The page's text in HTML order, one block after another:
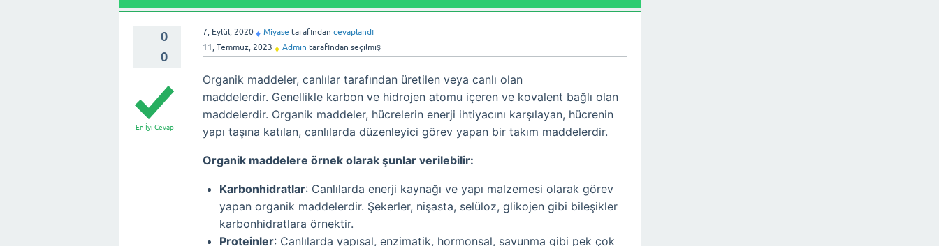
0
0
7, Eylül, 2020 ♦ Miyase tarafından cevaplandı
11, Temmuz, 2023 ♦ Admin tarafından seçilmiş
En İyi Cevap
Organik maddeler, canlılar tarafından üretilen veya canlı olan
maddelerdir. Genellikle karbon ve hidrojen atomu içeren ve kovalent bağlı olan
maddelerdir. Organik maddeler, hücrelerin enerji ihtiyacını karşılayan, hücrenin
yapı taşına katılan, canlılarda düzenleyici görev yapan bir takım maddelerdir.
Organik maddelere örnek olarak şunlar verilebilir:
Karbonhidratlar: Canlılarda enerji kaynağı ve yapı malzemesi olarak görev
yapan organik maddelerdir. Şekerler, nişasta, selüloz, glikojen gibi bileşikler
karbonhidratlara örnektir.
Proteinler: Canlılarda yapısal, enzimatik, hormonsal, savunma gibi pek çok